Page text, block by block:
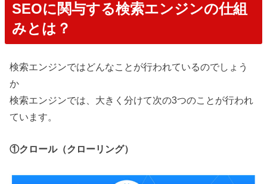
SEOに関与する検索エンジンの仕組
みとは？
検索エンジンではどんなことが行われているのでしょう
か
検索エンジンでは、大きく分けて次の3つのことが行われ
ています。
①クロール（クローリング）